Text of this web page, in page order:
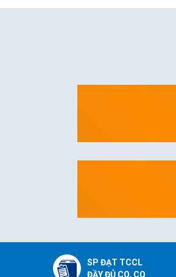
SP ĐẠT TCCL
ĐẦY ĐỦ CO, CQ